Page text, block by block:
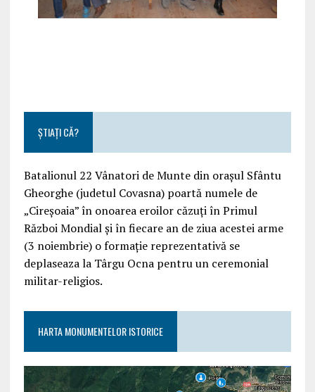
ȘTIAȚI CĂ?
Batalionul 22 Vânatori de Munte din orașul Sfântu
Gheorghe (judetul Covasna) poartă numele de
„Cireșoaia” în onoarea eroilor căzuți în Primul
Război Mondial și în fiecare an de ziua acestei arme
(3 noiembrie) o formație reprezentativă se
deplaseaza la Târgu Ocna pentru un ceremonial
militar-religios.
HARTA MONUMENTELOR ISTORICE